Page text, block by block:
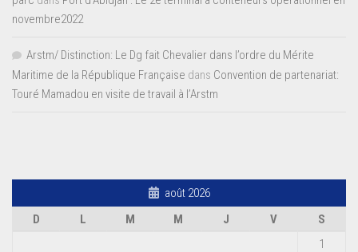
novembre2022
Arstm/ Distinction: Le Dg fait Chevalier dans l’ordre du Mérite
Maritime de la République Française dans Convention de partenariat:
Touré Mamadou en visite de travail à l’Arstm
août 2026
D
L M M J V
S
1